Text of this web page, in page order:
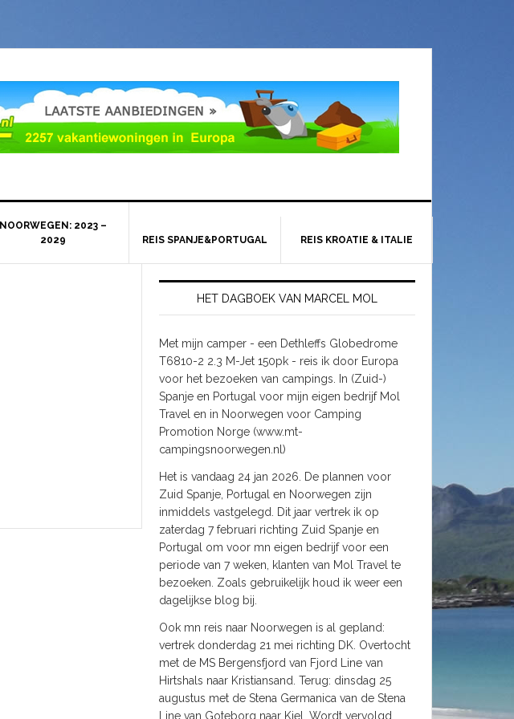
NOORWEGEN: 2023 –
2029
REIS SPANJE&PORTUGAL REIS KROATIE & ITALIE
HET DAGBOEK VAN MARCEL MOL
Met mijn camper - een Dethleffs Globedrome
T6810-2 2.3 M-Jet 150pk - reis ik door Europa
voor het bezoeken van campings. In (Zuid-)
Spanje en Portugal voor mijn eigen bedrijf Mol
Travel en in Noorwegen voor Camping
Promotion Norge (www.mt-
campingsnoorwegen.nl)
Het is vandaag 24 jan 2026. De plannen voor
Zuid Spanje, Portugal en Noorwegen zijn
inmiddels vastgelegd. Dit jaar vertrek ik op
zaterdag 7 februari richting Zuid Spanje en
Portugal om voor mn eigen bedrijf voor een
periode van 7 weken, klanten van Mol Travel te
bezoeken. Zoals gebruikelijk houd ik weer een
dagelijkse blog bij.
Ook mn reis naar Noorwegen is al gepland:
vertrek donderdag 21 mei richting DK. Overtocht
met de MS Bergensfjord van Fjord Line van
Hirtshals naar Kristiansand. Terug: dinsdag 25
augustus met de Stena Germanica van de Stena
Line van Goteborg naar Kiel. Wordt vervolgd.